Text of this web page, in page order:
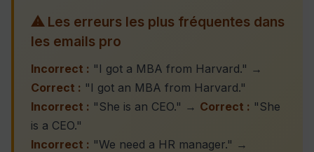
⚠ Les erreurs les plus fréquentes dans
les emails pro
Incorrect : "I got a MBA from Harvard." →
Correct : "I got an MBA from Harvard."
Incorrect : "She is an CEO." → Correct : "She
is a CEO."
Incorrect : "We need a HR manager." →